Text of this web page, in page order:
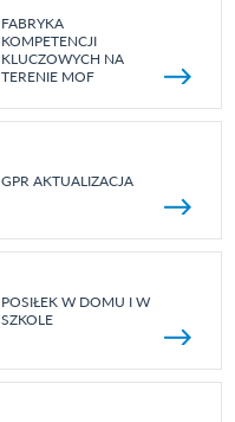
FABRYKA
KOMPETENCJI
KLUCZOWYCH NA
TERENIE MOF
GPR AKTUALIZACJA
POSIŁEK W DOMU I W
SZKOLE